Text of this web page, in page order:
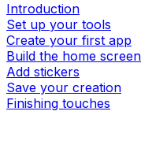
Introduction
Set up your tools
Create your first app
Build the home screen
Add stickers
Save your creation
Finishing touches